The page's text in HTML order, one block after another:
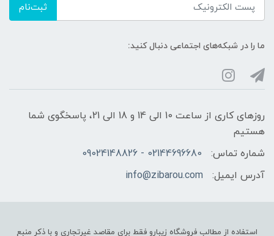
ثبت‌نام
ما را در شبکه‌های اجتماعی دنبال کنید:
روزهای کاری از ساعت 10 الی 14 و 18 الی 21، پاسخگوی شما
هستیم
شماره تماس:
02144696680 - 09024148826
آدرس ایمیل:
info@zibarou.com
استفاده از مطالب فروشگاه زیبارو فقط برای مقاصد غیرتجاری و با ذکر منبع